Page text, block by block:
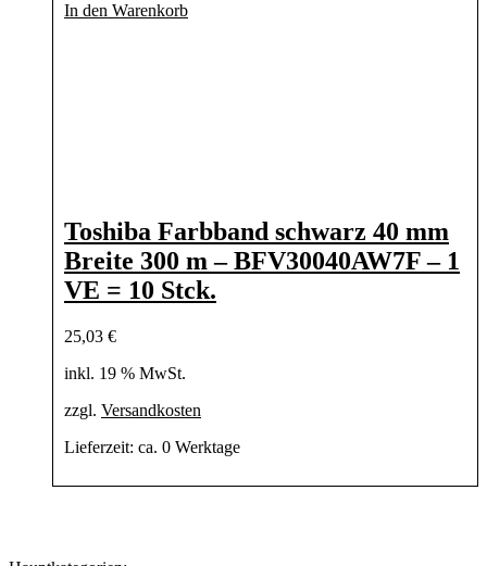
In den Warenkorb
Toshiba Farbband schwarz 40 mm
Breite 300 m – BFV30040AW7F – 1
VE = 10 Stck.
25,03 €
inkl. 19 % MwSt.
zzgl. Versandkosten
Lieferzeit: ca. 0 Werktage